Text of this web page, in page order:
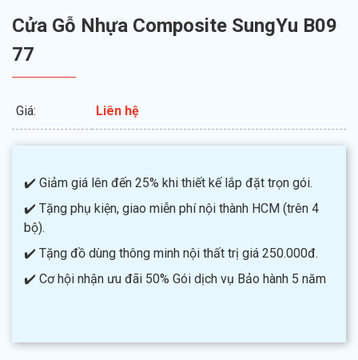
Cửa Gỗ Nhựa Composite SungYu B09
77
Giá: Liên hệ
✔️ Giảm giá lên đến 25% khi thiết kế lắp đặt trọn gói.
✔️ Tặng phụ kiện, giao miễn phí nội thành HCM (trên 4
bộ).
✔️ Tặng đồ dùng thông minh nội thất trị giá 250.000đ.
✔️ Cơ hội nhận ưu đãi 50% Gói dịch vụ Bảo hành 5 năm